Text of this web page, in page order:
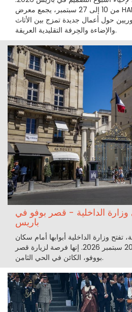
من 10 إلى 27 سبتمبر، يجمع معرض HANJIMANIA مصممين
حول أعمال جديدة تمزج بين الأثاث
والإضاءة والحِرفة التقليدية العريقة.
التراث 2026 في وزارة الداخلية - قصر بوفو في
باريس
تفتح وزارة الداخلية أبوابها أمام سكان
باريس وضواحيها في 19 و20 سبتمبر 2026. إنها فرصة لزيارة قصر
بووفو، الكائن في الحي الثامن.